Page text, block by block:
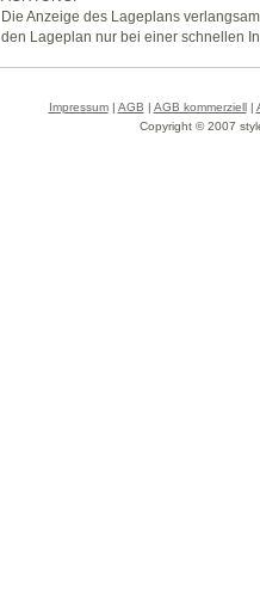
Die Anzeige des Lageplans
den Lageplan nur bei einer schnellen
Impressum| AGB | AGB kommerziell|
Copyright © 2007